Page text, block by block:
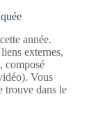
année.
externes,
composé
Vous
trouve dans le